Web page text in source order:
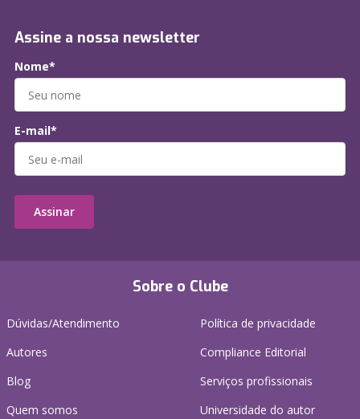
Sobre o Clube
Dúvidas/Atendimento
Autores
Blog
Quem somos
Política de privacidade
Compliance Editorial
Serviços profissionais
Universidade do autor
Assine a nossa newsletter
Nome*
E-mail*
Assinar